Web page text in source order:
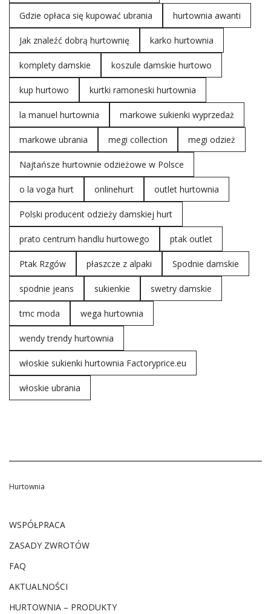
Gdzie opłaca się kupować ubrania hurtownia awanti
Jak znaleźć dobrą hurtownię karko hurtownia
komplety damskie koszule damskie hurtowo
kup hurtowo kurtki ramoneski hurtownia
la manuel hurtownia markowe sukienki wyprzedaż
markowe ubrania megi collection megi odzież
Najtańsze hurtownie odzieżowe w Polsce
o la voga hurt onlinehurt outlet hurtownia
Polski producent odzieży damskiej hurt
prato centrum handlu hurtowego ptak outlet
Ptak Rzgów płaszcze z alpaki Spodnie damskie
spodnie jeans sukienkie swetry damskie
tmc moda wega hurtownia
wendy trendy hurtownia
włoskie sukienki hurtownia Factoryprice.eu
włoskie ubrania
Hurtownia
WSPÓŁPRACA
ZASADY ZWROTÓW
FAQ
AKTUALNOŚCI
HURTOWNIA – PRODUKTY